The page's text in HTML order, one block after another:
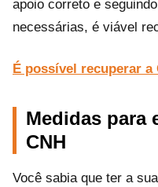
apoio correto e
necessárias, é viável
É possível recuperar a
Medidas para
CNH
Você sabia que ter a sua